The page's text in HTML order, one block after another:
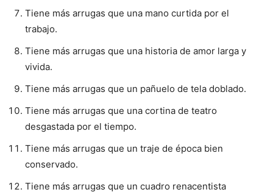
Tiene más arrugas que una mano curtida por el
trabajo.
Tiene más arrugas que una historia de amor larga y
vivida.
Tiene más arrugas que un pañuelo de tela doblado.
Tiene más arrugas que una cortina de teatro
desgastada por el tiempo.
Tiene más arrugas que un traje de época bien
conservado.
Tiene más arrugas que un cuadro renacentista